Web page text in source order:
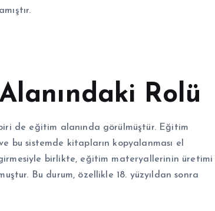
Rolü
de eğitim alanında görülmüştür. Eğitim
bu sistemde kitapların kopyalanması el
birlikte, eğitim materyallerinin üretimi
Bu durum, özellikle 18. yüzyıldan sonra